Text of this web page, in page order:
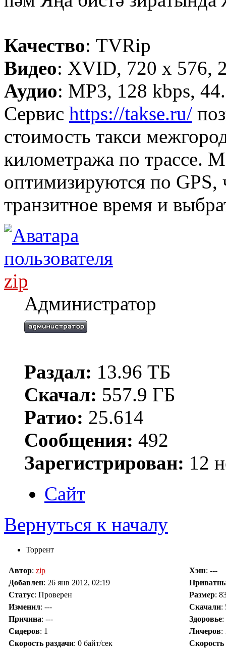
Качество: TVRip
Видео: XVID, 720 x 576,
Аудио: MP3, 128 kbps,
Сервис https://takse.ru/
стоимость такси
километража по трассе.
оптимизируются по GPS,
транзитное время и
zip
Администратор
Раздал: 13.96 ТБ
Скачал: 557.9 ГБ
Ратио: 25.614
Сообщения: 492
Зарегистрирован: 12
Сайт
Вернуться к началу
Торрент
Автор: zip Хэш: ---
Добавлен: 26 янв 2012, 02:19
Статус: Проверен Размер:
Изменил: --- Скачали:
Причина: --- Здоровье:
Сидеров: 1 Личеров:
Скорость раздачи: 0 байт/сек
Скорость